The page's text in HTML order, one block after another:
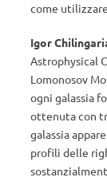
come
Igor
Astrophysical
Lomonosov
ogni galassia
ottenuta con
galassia
profili delle